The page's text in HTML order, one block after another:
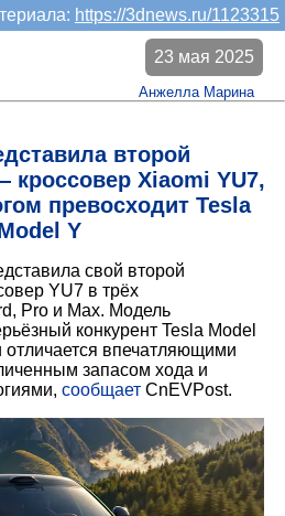
https://3dnews.ru/1123315
второй
Xiaomi YU7,
превосходит Tesla
Y
23 мая 2025
Анжелла Марина
свой второй
YU7 в трёх
Pro и Max. Модель
конкурент Tesla Model
отличается впечатляющими
запасом хода и
сообщает CnEVPost.